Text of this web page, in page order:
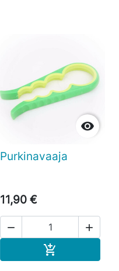

Purkinavaaja
11,90 €
 
